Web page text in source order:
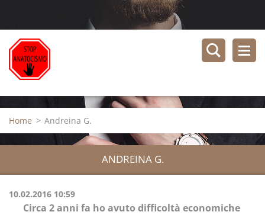
Home > Andreina G.
ANDREINA G.
10.02.2016 10:59
Circa 2 anni fa ho avuto difficoltà economiche